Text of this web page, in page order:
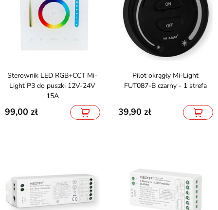
Sterownik LED RGB+CCT Mi-
Light P3 do puszki 12V-24V
15A
99,00
Pilot okrągły Mi-Light
FUT087-B czarny - 1 strefa
39,90